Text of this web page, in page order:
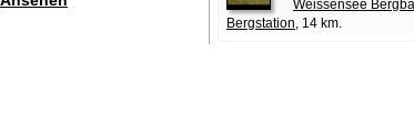
Weissensee
Bergstation, 14 km.